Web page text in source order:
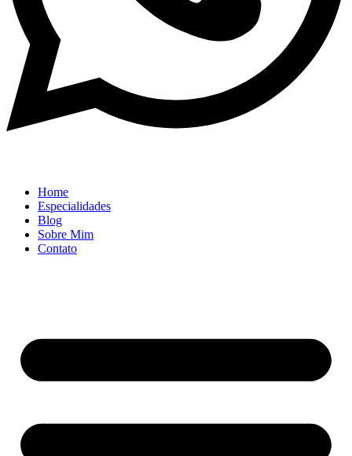
Home
Especialidades
Blog
Sobre Mim
Contato